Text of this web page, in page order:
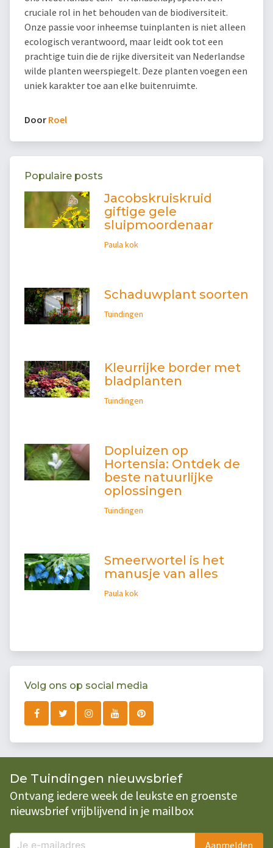
cruciale rol in het behouden van de biodiversiteit.
Onze passie voor inheemse tuinplanten is niet alleen
ecologisch verantwoord, maar leidt ook tot een
prachtige tuin die de rijke diversiteit van Nederlandse
wilde planten weerspiegelt. Deze planten voegen een
uniek karakter toe aan elke buitenruimte.
Door Roel
Populaire posts
Jacobskruiskruid
giftige gele
sluipmoordenaar
Paula kok
Schaduwplant soorten
Tuindingen
Kleurrijke border met
bladplanten
Tuindingen
Dopluizen op
Hortensia: Ontdek de
beste natuurlijke
oplossingen
Tuindingen
Smeerwortel is het
manusje van alles
Paula kok
Volg ons op social media
De Tuindingen nieuwsbrief
Ontvang iedere week de leukste en groenste
nieuwsbrief vrijblijvend in je mailbox
Aanmelden